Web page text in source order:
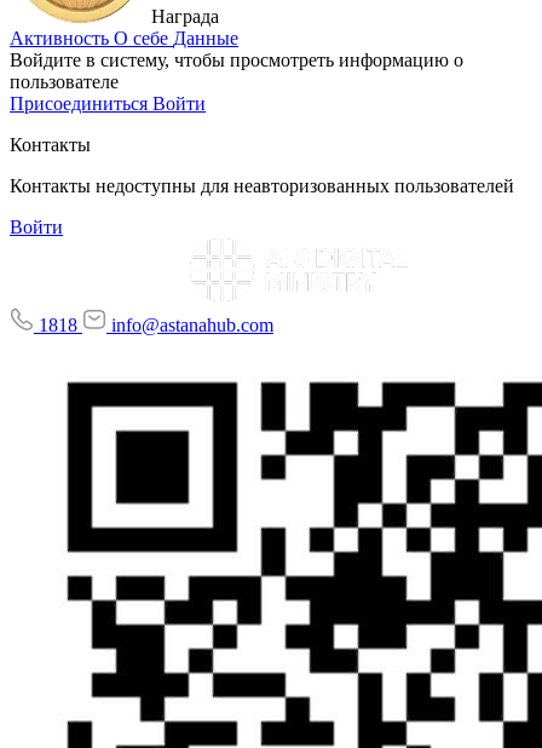
Награда
Активность О себе Данные
Войдите в систему, чтобы просмотреть информацию о
пользователе
Присоединиться Войти
Контакты
Контакты недоступны для неавторизованных пользователей
Войти
1818 info@astanahub.com